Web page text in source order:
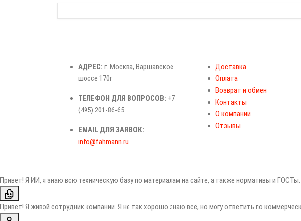
АДРЕС: г. Москва, Варшавское
шоссе 170г
ТЕЛЕФОН ДЛЯ ВОПРОСОВ: +7
(495) 201-86-65
EMAIL ДЛЯ ЗАЯВОК:
info@fahmann.ru
Доставка
Оплата
Возврат и обмен
Контакты
О компании
Отзывы
Привет! Я ИИ, я знаю всю техническую базу по материалам на сайте, а также нормативы и
Привет! Я живой сотрудник компании. Я не так хорошо знаю всё, но могу ответить по